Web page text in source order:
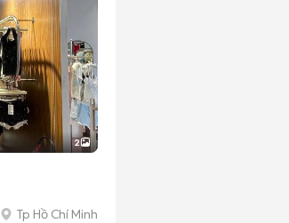
2
Tp Hồ Chí Minh